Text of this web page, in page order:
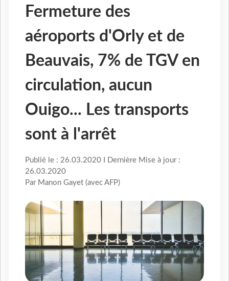
Fermeture des
aéroports d'Orly et de
Beauvais, 7% de TGV en
circulation, aucun
Ouigo... Les transports
sont à l'arrêt
Publié le : 26.03.2020 I Dernière Mise à jour :
26.03.2020
Par Manon Gayet (avec AFP)